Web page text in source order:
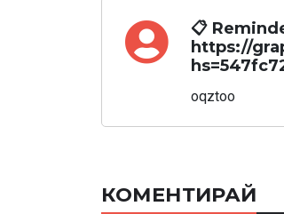
📋
https://
oqztoo
КОМЕНТИРАЙ